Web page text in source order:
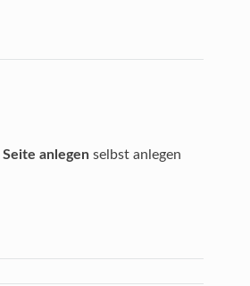
Seite anlegenselbst anlegen